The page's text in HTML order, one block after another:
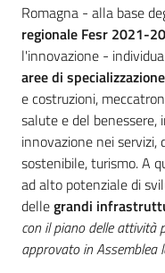
Romagna - alla base
regionale Fesr 2021-
l'innovazione - individua
aree di
e costruzioni,
salute e del
innovazione nei servizi,
sostenibile, turismo. A
ad alto potenziale di
dellegrandi
con il piano delle attività
approvato in Assemblea